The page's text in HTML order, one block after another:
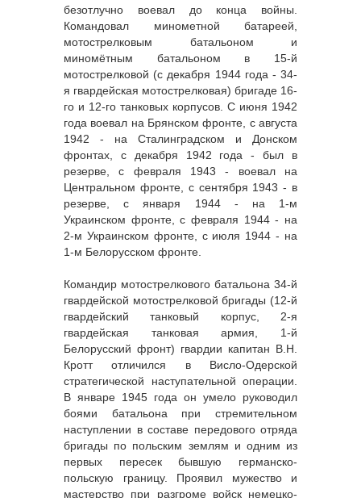
безотлучно воевал до конца войны.
Командовал минометной батареей,
мотострелковым батальоном и
миномётным батальоном в 15-й
мотострелковой (с декабря 1944 года - 34-
я гвардейская мотострелковая) бригаде 16-
го и 12-го танковых корпусов. С июня 1942
года воевал на Брянском фронте, с августа
1942 - на Сталинградском и Донском
фронтах, с декабря 1942 года - был в
резерве, с февраля 1943 - воевал на
Центральном фронте, с сентября 1943 - в
резерве, с января 1944 - на 1-м
Украинском фронте, с февраля 1944 - на
2-м Украинском фронте, с июля 1944 - на
1-м Белорусском фронте.
Командир мотострелкового батальона 34-й
гвардейской мотострелковой бригады (12-й
гвардейский танковый корпус, 2-я
гвардейская танковая армия, 1-й
Белорусский фронт) гвардии капитан В.Н.
Кротт отличился в Висло-Одерской
стратегической наступательной операции.
В январе 1945 года он умело руководил
боями батальона при стремительном
наступлении в составе передового отряда
бригады по польским землям и одним из
первых пересек бывшую германско-
польскую границу. Проявил мужество и
мастерство при разгроме войск немецко-